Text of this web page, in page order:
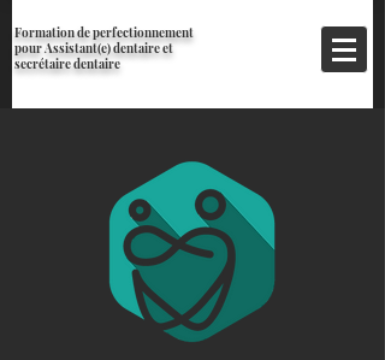
Formation de perfectionnement
pour Assistant(e) dentaire et
secrétaire dentaire